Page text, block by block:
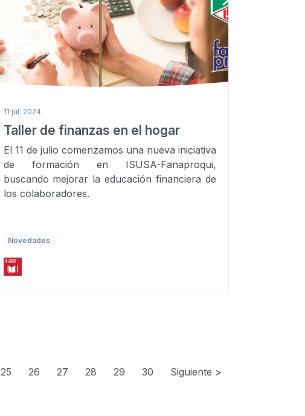
11 jul. 2024
Taller de finanzas en el hogar
El 11 de julio comenzamos una nueva iniciativa
de formación en ISUSA-Fanaproqui,
buscando mejorar la educación financiera de
los colaboradores.
Novedades
25 26 27 28 29 30 Siguiente >